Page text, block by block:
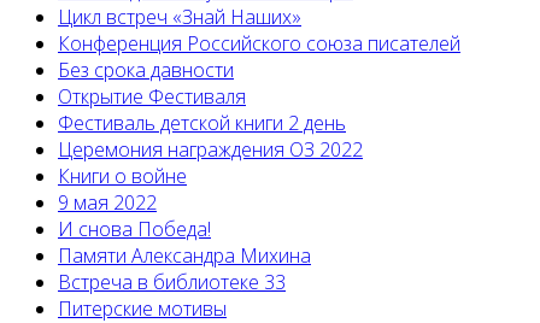
Цикл встреч «Знай Наших»
Конференция Российского союза писателей
Без срока давности
Открытие Фестиваля
Фестиваль детской книги 2 день
Церемония награждения ОЗ 2022
Книги о войне
9 мая 2022
И снова Победа!
Памяти Александра Михина
Встреча в библиотеке 33
Питерские мотивы